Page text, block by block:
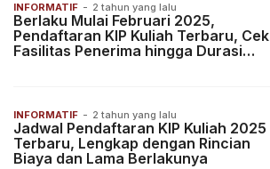
INFORMATIF - 2 tahun yang lalu
Berlaku Mulai Februari 2025,
Pendaftaran KIP Kuliah Terbaru, Cek
Fasilitas Penerima hingga Durasi
INFORMATIF - 2 tahun yang lalu
Jadwal Pendaftaran KIP Kuliah 2025
Terbaru, Lengkap dengan Rincian
Biaya dan Lama Berlakunya